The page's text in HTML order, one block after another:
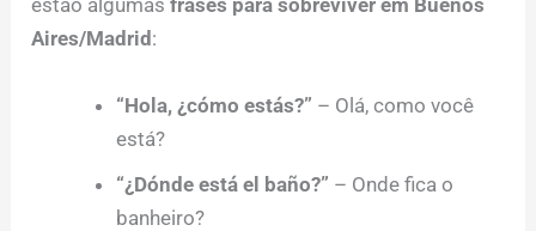
estão algumasfrases para sobreviver em Buenos
Aires/Madrid :
“Hola, ¿cómo estás?” – Olá, como você
está?
“¿Dónde está el baño?” – Onde fica o
banheiro?